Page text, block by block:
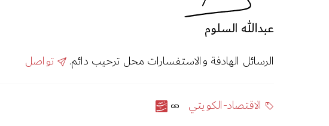
عبدالله السلوم
الرسائل الهادفة والاستفسارات محل ترحيب دائم. تواصل
الاقتصاد-الكويتي